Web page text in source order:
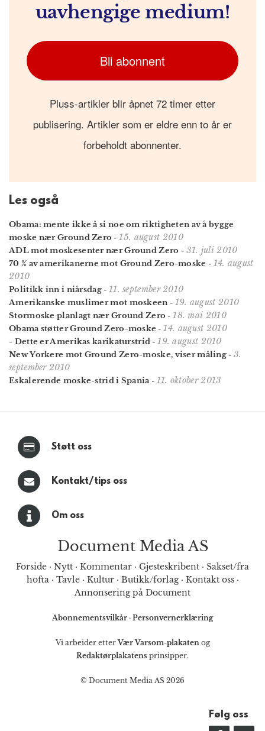
uavhengige medium!
Bli abonnent
Pluss-artikler blir åpnet 72 timer etter
publisering. Artikler som er eldre enn to år er
forbeholdt abonnenter.
Les også
Obama: mente ikke å si noe om riktigheten av å bygge
moske nær Ground Zero -15. august 2010
ADL mot moskesenter nær Ground Zero - 31. juli 2010
70 % av amerikanerne mot Ground Zero-moske - 14. august
2010
Politikk inn i niårsdag- 11. september 2010
Amerikanske muslimer mot moskeen- 19. august 2010
Stormoske planlagt nær Ground Zero -18. mai 2010
Obama støtter Ground Zero-moske -14. august 2010
- Dette er Amerikas karikaturstrid -19. august 2010
New Yorkere mot Ground Zero-moske, viser måling -3.
september 2010
Eskalerende moske-strid i Spania - 11. oktober 2013
Støtt oss
Kontakt/tips oss
Om oss
Document Media AS
Forside · Nytt · Kommentar · Gjesteskribent · Sakset/fra
hofta· Tavle· Kultur· Butikk/forlag· Kontakt oss·
Annonsering på Document
Abonnementsvilkår · Personvernerklæring
Vi arbeider etterVær Varsom-plakatenog
Redaktørplakatens prinsipper.
© Document Media AS 2026
Følg oss